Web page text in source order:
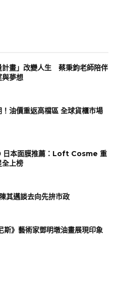
計畫」改變人生 蔡秉鈞老師陪伴
與夢想
油價重返高檔區 全球貨櫃市場
日本面膜推薦：Loft Cosme 重
全上榜
其邁談去向先拚市政
斯》藝術家鄧明墩油畫展現印象